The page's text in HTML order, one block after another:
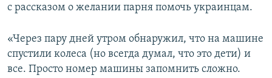
с рассказом о желании парня помочь украинцам.
«Через пару дней утром обнаружил, что на машине
спустили колеса (но всегда думал, что это дети) и
все. Просто номер машины запомнить сложно.